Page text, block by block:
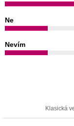
Ne
Nevím
Klasická